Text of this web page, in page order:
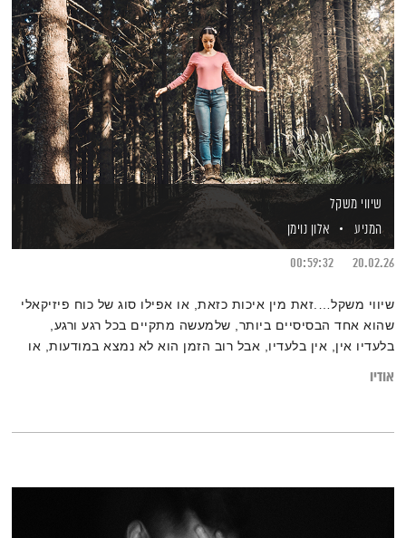
שיווי משקל
המניע
אלון נוימן
20.02.26
00:59:32
שיווי משקל….זאת מין איכות כזאת, או אפילו סוג של כוח פיזיקאלי
שהוא אחד הבסיסיים ביותר, שלמעשה מתקיים בכל רגע ורגע,
בלעדיו אין, אין בלעדיו, אבל רוב הזמן הוא לא נמצא במודעות, או
איך שומרים על שיווי משקל בין הכוחות העוצמתיים האלה?
אודיו